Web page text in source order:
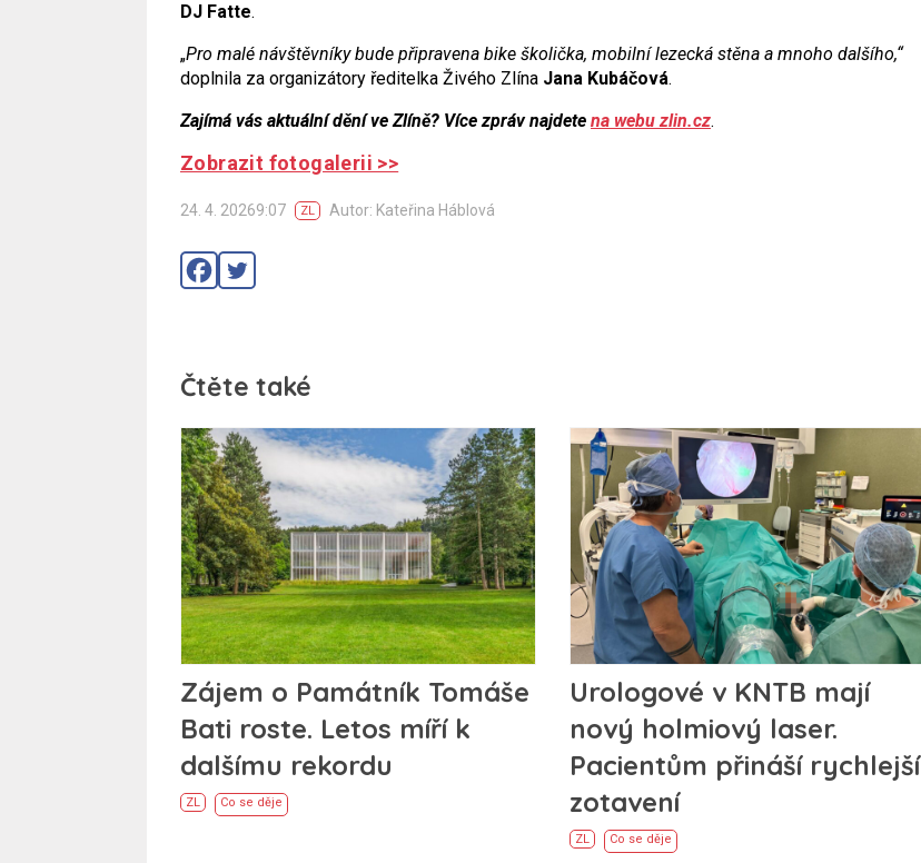
DJ Fatte.
„Pro malé návštěvníky bude připravena bike školička, mobilní lezecká stěna a mnoho dalšího,“
doplnila za organizátory ředitelka Živého Zlína Jana Kubáčová.
Zajímá vás aktuální dění ve Zlíně? Více zpráv najdete na webu zlin.cz.
Zobrazit fotogalerii >>
24. 4. 20269:07 ZL Autor: Kateřina Háblová
Čtěte také
Zájem o Památník Tomáše
Bati roste. Letos míří k
dalšímu rekordu
ZL Co se děje
Urologové v KNTB mají
nový holmiový laser.
Pacientům přináší rychlejší
zotavení
ZL Co se děje